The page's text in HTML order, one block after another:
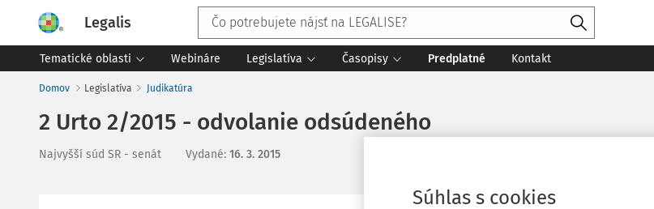
Legalis
Tematické oblasti Webináre Legislatíva Časopisy Predplatné Kontakt
Domov Legislatíva Judikatúra
2 Urto 2/2015 - odvolanie odsúdeného
Najvyšší súd SR - senát Vydané: 16. 3. 2015
Súhlas s cookies